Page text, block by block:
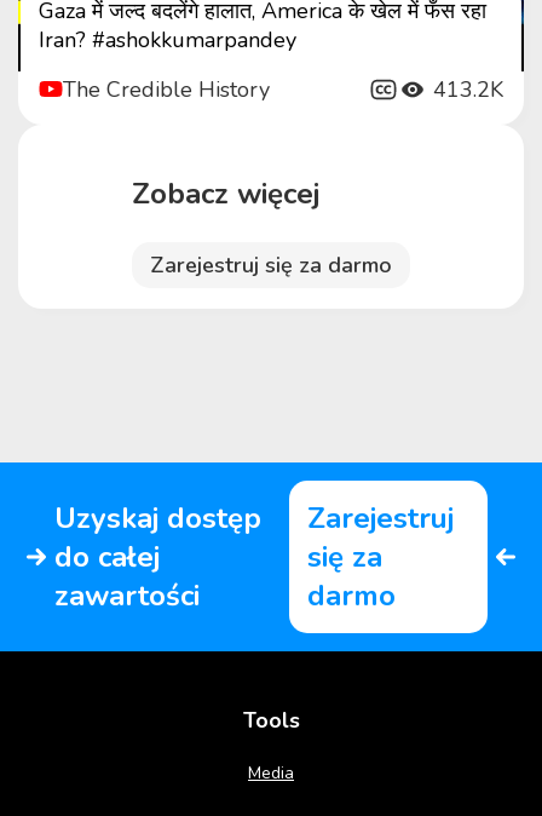
Gaza में जल्द बदलेंगे हालात, America के खेल में फँस रहा
Iran? #ashokkumarpandey
The Credible History
413.2K
Zobacz więcej
Zarejestruj się za darmo
Uzyskaj dostęp
do całej
zawartości
Zarejestruj
się za
darmo
Tools
Media